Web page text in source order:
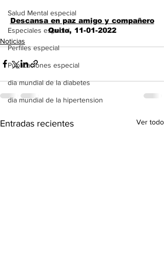
Salud Mental especial
Especiales especial
Perfiles especial
Publicaciones especial
dia mundial de la diabetes
dia mundial de la hipertension
Descansa en paz amigo y compañero
Quito, 11-01-2022
Noticias
Entradas recientes Ver todo